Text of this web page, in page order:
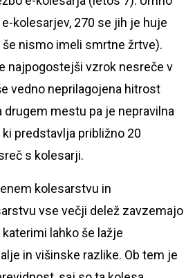
kolesarjev, 270 se jih je huje
nismo imeli smrtne žrtve).
najpogostejši vzrok nesreče v
vedno neprilagojena hitrost
drugem mestu pa je nepravilna
predstavlja približno 20
s kolesarji.
kolesarstvu in
vse večji delež zavzemajo
lahko še lažje
in višinske razlike. Ob tem je